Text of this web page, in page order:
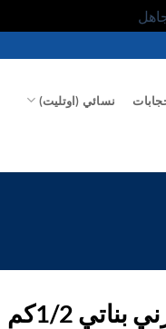
نسائي (اوتليت)
1/2كم